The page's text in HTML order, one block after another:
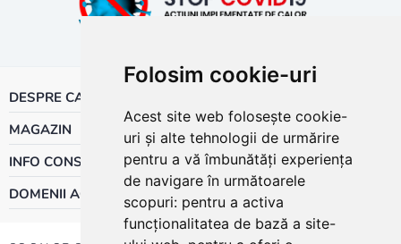
Folosim cookie-uri
Acest site web folosește cookie-
uri și alte tehnologii de urmărire
pentru a vă îmbunătăți experiența
de navigare în următoarele
scopuri: pentru a activa
funcționalitatea de bază a site-
DESPRE CALOR
MAGAZIN
INFO CONSUMATOR
DOMENII ACTIVITATE